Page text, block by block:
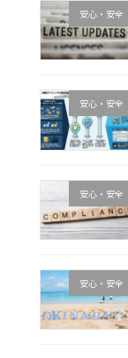
安心・安全
安心・安全
安心・安全
安心・安全